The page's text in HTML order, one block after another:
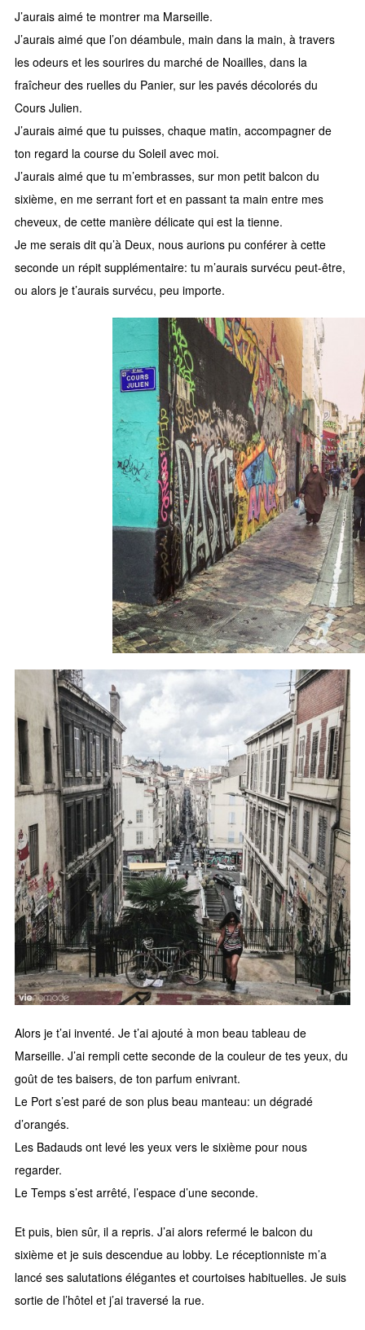
J’aurais aimé te montrer ma Marseille.
J’aurais aimé que l’on déambule, main dans la main, à travers
les odeurs et les sourires du marché de Noailles, dans la
fraîcheur des ruelles du Panier, sur les pavés décolorés du
Cours Julien.
J’aurais aimé que tu puisses, chaque matin, accompagner de
ton regard la course du Soleil avec moi.
J’aurais aimé que tu m’embrasses, sur mon petit balcon du
sixième, en me serrant fort et en passant ta main entre mes
cheveux, de cette manière délicate qui est la tienne.
Je me serais dit qu’à Deux, nous aurions pu conférer à cette
seconde un répit supplémentaire: tu m’aurais survécu peut-être,
ou alors je t’aurais survécu, peu importe.
Alors je t’ai inventé. Je t’ai ajouté à mon beau tableau de
Marseille. J’ai rempli cette seconde de la couleur de tes yeux, du
goût de tes baisers, de ton parfum enivrant.
Le Port s’est paré de son plus beau manteau: un dégradé
d’orangés.
Les Badauds ont levé les yeux vers le sixième pour nous
regarder.
Le Temps s’est arrêté, l’espace d’une seconde.
Et puis, bien sûr, il a repris. J’ai alors refermé le balcon du
sixième et je suis descendue au lobby. Le réceptionniste m’a
lancé ses salutations élégantes et courtoises habituelles. Je suis
sortie de l’hôtel et j’ai traversé la rue.